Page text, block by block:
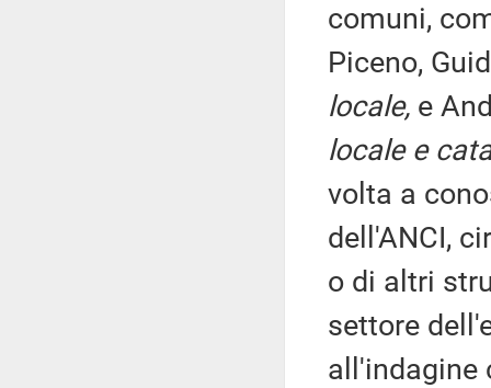
comuni,
Piceno,
locale, e
locale e
volta a
dell'ANCI,
o di altri
settore
all'indagine